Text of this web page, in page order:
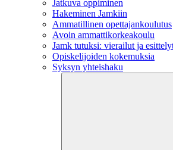
Jatkuva oppiminen
Hakeminen Jamkiin
Ammatillinen opettajankoulutus
Avoin ammattikorkeakoulu
Jamk tutuksi: vierailut ja
Opiskelijoiden kokemuksia
Syksyn yhteishaku